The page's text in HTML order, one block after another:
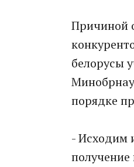
Причиной
белорусы
порядке
- Исходим
получение